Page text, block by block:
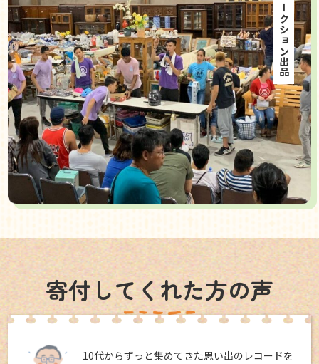
海外オークション出品
寄付してくれた方の声
10代からずっと集めてきた思い出のレコードを